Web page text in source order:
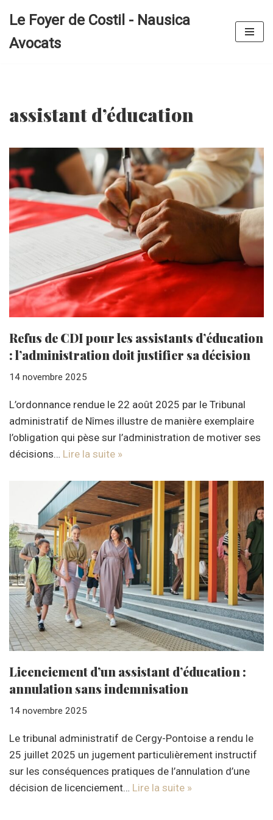
au
Le Foyer de Costil - Nausica
Avocats
assistant d’éducation
Refus de CDI pour les assistants d’éducation
: l’administration doit justifier sa décision
14 novembre 2025
L’ordonnance rendue le 22 août 2025 par le Tribunal
administratif de Nîmes illustre de manière exemplaire
l’obligation qui pèse sur l’administration de motiver ses
décisions… Lire la suite »
Licenciement d’un assistant d’éducation :
annulation sans indemnisation
14 novembre 2025
Le tribunal administratif de Cergy-Pontoise a rendu le
25 juillet 2025 un jugement particulièrement instructif
sur les conséquences pratiques de l’annulation d’une
décision de licenciement… Lire la suite »